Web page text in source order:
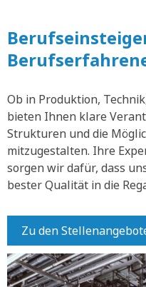
Ob in Produktion,
bieten Ihnen klare
Strukturen und die
mitzugestalten. Ihre
sorgen wir dafür, dass
bester Qualität in die
Zu den